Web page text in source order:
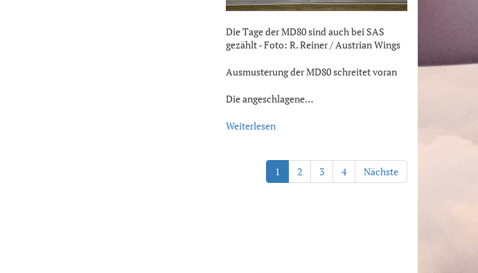
Die Tage der MD80 sind auch bei SAS
gezählt - Foto: R. Reiner / Austrian Wings
Ausmusterung der MD80 schreitet voran
Die angeschlagene…
Weiterlesen
1 2 3 4 Nächste